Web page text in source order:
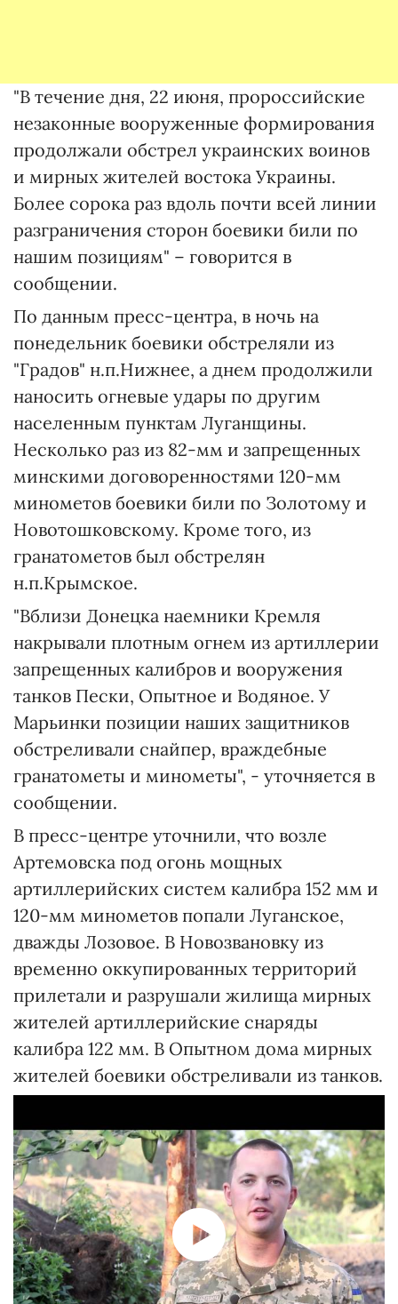
"В течение дня, 22 июня, пророссийские
незаконные вооруженные формирования
продолжали обстрел украинских воинов
и мирных жителей востока Украины.
Более сорока раз вдоль почти всей линии
разграничения сторон боевики били по
нашим позициям" – говорится в
сообщении.
По данным пресс-центра, в ночь на
понедельник боевики обстреляли из
"Градов" н.п.Нижнее, а днем продолжили
наносить огневые удары по другим
населенным пунктам Луганщины.
Несколько раз из 82-мм и запрещенных
минскими договоренностями 120-мм
минометов боевики били по Золотому и
Новотошковскому. Кроме того, из
гранатометов был обстрелян
н.п.Крымское.
"Вблизи Донецка наемники Кремля
накрывали плотным огнем из артиллерии
запрещенных калибров и вооружения
танков Пески, Опытное и Водяное. У
Марьинки позиции наших защитников
обстреливали снайпер, враждебные
гранатометы и минометы", - уточняется в
сообщении.
В пресс-центре уточнили, что возле
Артемовска под огонь мощных
артиллерийских систем калибра 152 мм и
120-мм минометов попали Луганское,
дважды Лозовое. В Новозвановку из
временно оккупированных территорий
прилетали и разрушали жилища мирных
жителей артиллерийские снаряды
калибра 122 мм. В Опытном дома мирных
жителей боевики обстреливали из танков.